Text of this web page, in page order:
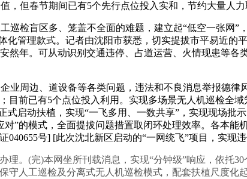
但春节期间已有5个先行点位投入实和，节约大量人力
检盲区多、笼盖不全面的难题，建立起“低空一张网”
管理款式。记者由沈阳市获悉，切实提拔市平易近的
然年。可从动识别交通违停、占道运营、火情现患等
边、道设备等各类问题，违法和不良消息举报德律
目前已有5个点位投入利用。实现多场景无人机巡检全
式启动扶植，实现“一飞多用、一数共享”，实现现场批
”的模式，全面提拔问题措置取闭环处理效率。各本
号] [此次沈北新区启动的“一网统飞”项目，实现
(完)本网坐所刊载消息，实现“分钟级”响应，依托30
守人工巡检及分离式无人机巡检模式，配套扶植尺度